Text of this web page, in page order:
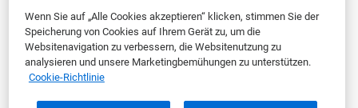
Wenn Sie auf „Alle Cookies akzeptieren“ klicken, stimmen Sie der
Speicherung von Cookies auf Ihrem Gerät zu, um die
Websitenavigation zu verbessern, die Websitenutzung zu
analysieren und unsere Marketingbemühungen zu unterstützen.
Cookie-Richtlinie
*Pflichtfeld
Vorname